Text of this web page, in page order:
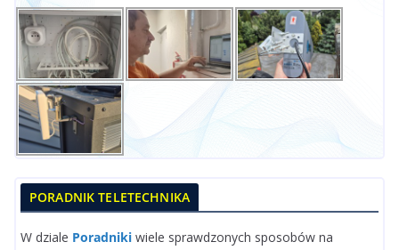
PORADNIK TELETECHNIKA
W dziale Poradniki wiele sprawdzonych sposobów na